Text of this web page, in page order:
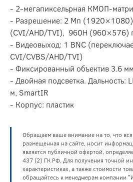
- 2-мегапиксельрная КМОП-
- Разрешение: 2 Мп
(CVI/AHD/TVI), 960H (960×576)
- Видеовыход: 1 BNC
CVI/CVBS/AHD/TVI)
- Фиксированный объектив 3.6 мм
- Двойная подсветка. Дальность:
м, SmartIR
- Корпус: пластик
Обращаем ваше внимание на то, что
размещенная на сайте, носит
является публичной офертой,
437 (2) ГК РФ. Для получения точной
характеристиках, а также стоимости
обращайтесь к менеджерам компании